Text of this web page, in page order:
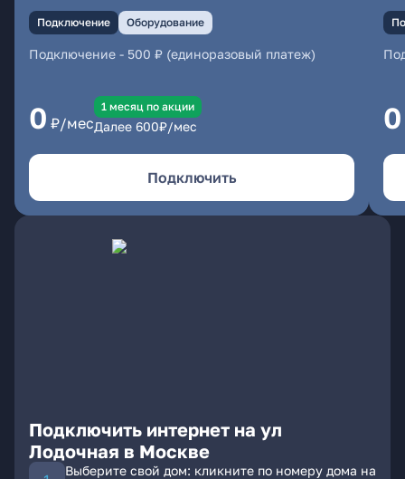
Подключение Оборудование
Подключение - 500 ₽ (единоразовый платеж)
0 ₽/мес
1 месяц по акции
Далее 600₽/мес
Подключить
0
Подключить интернет на ул
Лодочная в Москве
Выберите свой дом: кликните по номеру дома на